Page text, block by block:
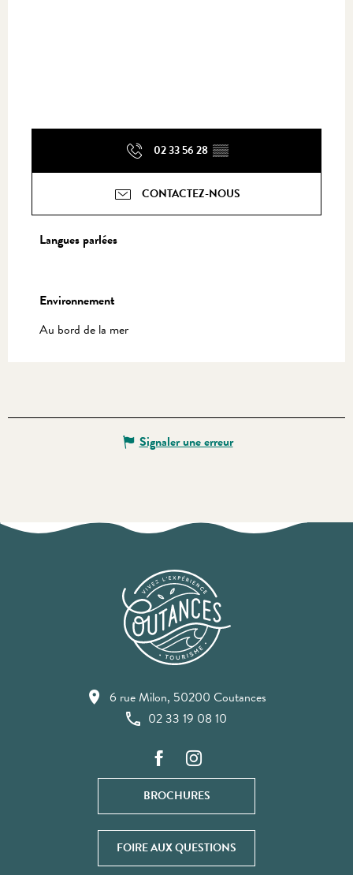
02 33 56 28 ▒▒
CONTACTEZ-NOUS
Langues parlées
Langues parlées
Environnement
Environnement
Au bord de la mer
Signaler une erreur
6 rue Milon, 50200 Coutances
02 33 19 08 10
BROCHURES
FOIRE AUX QUESTIONS